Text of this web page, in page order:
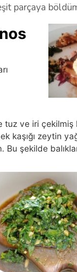
parçaya
tuz ve iri
kaşığı zeytin
şekilde